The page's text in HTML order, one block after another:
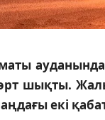
шықты.
екі